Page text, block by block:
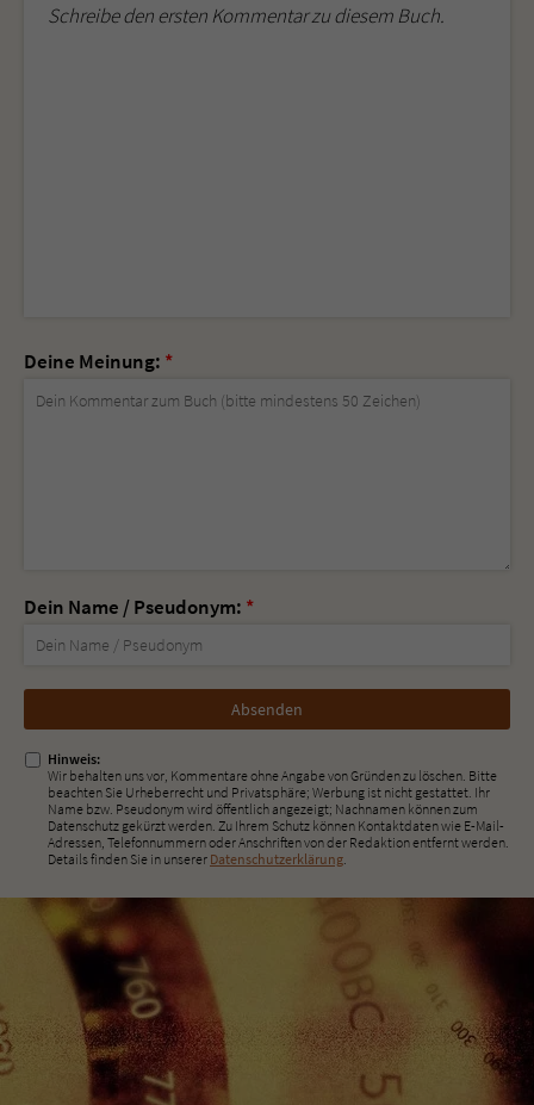
Schreibe den ersten Kommentar zu diesem Buch.
Deine Meinung: *
Dein Name / Pseudonym: *
Nicht
ausfüllen!
Hinweis:
Wir behalten uns vor, Kommentare ohne Angabe von Gründen zu löschen. Bitte
beachten Sie Urheberrecht und Privatsphäre; Werbung ist nicht gestattet. Ihr
Name bzw. Pseudonym wird öffentlich angezeigt; Nachnamen können zum
Datenschutz gekürzt werden. Zu Ihrem Schutz können Kontaktdaten wie E-Mail-
Adressen, Telefonnummern oder Anschriften von der Redaktion entfernt werden.
Details finden Sie in unserer Datenschutzerklärung